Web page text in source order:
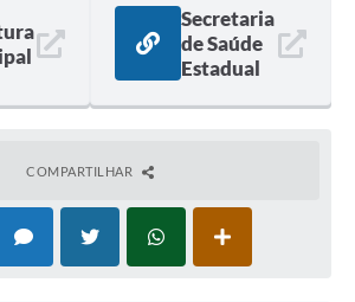
Secretaria
de Saúde
Estadual
COMPARTILHAR